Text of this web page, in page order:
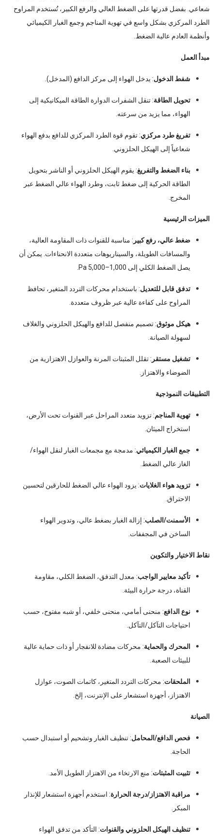
شعاعي. بفضل قدرتها على الضغط العالي والرفع الكبير، تُستخدم المراوح
الطرد المركزي بشكل واسع في تهوية المناجم وجمع الغبار الكيميائي
وأنظمة العادم عالية الضغط.
مبدأ العمل
شفط الدخول: يدخل الهواء إلى مركز الدافع (المدخل).
تحويل الطاقة: تنقل الشفرات الدوارة الطاقة الميكانيكية إلى
الهواء، مما يزيد من سرعته.
تفريغ طرد مركزي: تقوم قوة الطرد المركزي للدافع بدفع الهواء
شعاعياً إلى الهيكل الحلزوني.
بناء الضغط والتفريغ: يقوم الهيكل الحلزوني أو الناشر بتحويل
الطاقة الحركية إلى ضغط ثابت، وطرد الهواء عالي الضغط عبر
المخرج.
الميزات الرئيسية
ضغط عالي، رفع كبير : مناسبة للقنوات ذات المقاومة العالية،
والمسافات الطويلة، والسيناريوهات متعددة الانحناءات. يمكن أن
يصل الضغط الكلي إلى 1,000–5,000 Pa.
تدفق قابل للتعديل: باستخدام محركات التردد المتغير، تحافظ
المراوح على كفاءة عالية عبر ظروف متعددة.
هيكل موثوق: تصميم منفصل للدافع والهيكل الحلزوني والغلاف
لسهولة الصيانة.
تشغيل مستقر : تقلل المثبتات المرنة والعوازل الاهتزازية من
الضوضاء والاهتزاز.
التطبيقات النموذجية
تهوية المناجم: تزويد متعدد المراحل عبر القنوات تحت الأرض،
استخراج الميثان.
جمع الغبار الكيميائي: مدمجة مع مجمعات الغبار لنقل الهواء/
الغاز عالي الضغط.
تزويد هواء الغلايات: يزود الهواء عالي الضغط للحارقين لتحسين
الاحتراق.
الأسمنت/الصلب: إزالة الغبار بضغط عالي، وتدوير الهواء
الساخن في المجففات.
نقاط الاختيار والتكوين
تأكيد معايير الواجب: معدل التدفق، الضغط الكلي، مقاومة
القناة، درجة حرارة البيئة.
نوع الدافع: منحنى أمامي، منحنى خلفي، أو شبه مفتوح، حسب
احتياجات التآكل/التآكل.
المحرك والحماية: محركات مضادة للانفجار أو ذات حماية عالية
للبيئات الصعبة.
الملحقات: محركات التردد المتغير، كاتمات الصوت، عوازل
الاهتزاز، أجهزة استشعار على الإنترنت، إلخ.
الصيانة
فحص الدافع/المحامل: تنظيف الغبار وتشحيم أو استبدال حسب
الحاجة.
تثبيت المثبتات: منع الارتخاء من الاهتزاز الطويل الأمد.
مراقبة الاهتزاز/درجة الحرارة: استخدم أجهزة استشعار للإنذار
المبكر.
تنظيف الهيكل الحلزوني والقنوات: التأكد من تدفق الهواء